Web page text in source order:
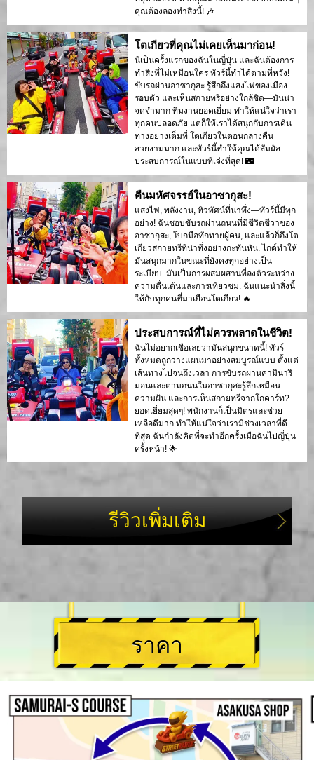
คุณต้องลองทำสิ่งนี้! 🎶
โตเกียวที่คุณไม่เคยเห็นมาก่อน!
นี่เป็นครั้งแรกของฉันในญี่ปุ่น และฉันต้องการ
ทำสิ่งที่ไม่เหมือนใคร ทัวร์นี้ทำได้ตามที่หวัง!
ขับรถผ่านอาซากุสะ รู้สึกถึงแสงไฟของเมือง
รอบตัว และเห็นสกายทรีอย่างใกล้ชิด—มันน่า
จดจำมาก ทีมงานยอดเยี่ยม ทำให้แน่ใจว่าเรา
ทุกคนปลอดภัย แต่ก็ให้เราได้สนุกกับการเดิน
ทางอย่างเต็มที่ โตเกียวในตอนกลางคืน
สวยงามมาก และทัวร์นี้ทำให้คุณได้สัมผัส
ประสบการณ์ในแบบที่เจ๋งที่สุด! 🌃
คืนมหัศจรรย์ในอาซากุสะ!
แสงไฟ, พลังงาน, ทิวทัศน์ที่น่าทึ่ง—ทัวร์นี้มีทุก
อย่าง! ฉันชอบขับรถผ่านถนนที่มีชีวิตชีวาของ
อาซากุสะ, โบกมือทักทายผู้คน, และแล้วก็ถึงโต
เกียวสกายทรีที่น่าทึ่งอย่างกะทันหัน. ไกด์ทำให้
มันสนุกมากในขณะที่ยังคงทุกอย่างเป็น
ระเบียบ. มันเป็นการผสมผสานที่ลงตัวระหว่าง
ความตื่นเต้นและการเที่ยวชม. ฉันแนะนำสิ่งนี้
ให้กับทุกคนที่มาเยือนโตเกียว! 🔥
ประสบการณ์ที่ไม่ควรพลาดในชีวิต!
ฉันไม่อยากเชื่อเลยว่ามันสนุกขนาดนี้! ทัวร์
ทั้งหมดถูกวางแผนมาอย่างสมบูรณ์แบบ ตั้งแต่
เส้นทางไปจนถึงเวลา การขับรถผ่านคามินาริ
มอนและตามถนนในอาซากุสะรู้สึกเหมือน
ความฝัน และการเห็นสกายทรีจากโกคาร์ท?
ยอดเยี่ยมสุดๆ! พนักงานก็เป็นมิตรและช่วย
เหลือดีมาก ทำให้แน่ใจว่าเรามีช่วงเวลาที่ดี
ที่สุด ฉันกำลังคิดที่จะทำอีกครั้งเมื่อฉันไปญี่ปุ่น
ครั้งหน้า! 🌟
รีวิวเพิ่มเติม
ราคา